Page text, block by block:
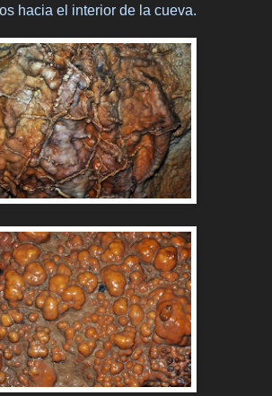
hacia el interior de la cueva.